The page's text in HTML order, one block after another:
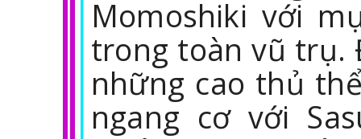
Momoshiki với
trong toàn vũ
những cao thủ
ngang cơ với